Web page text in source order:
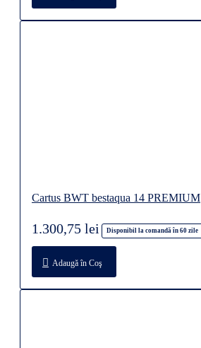
Cartus BWT bestaqua 14 PREMIUM
Disponibil la comandă în 60 zile
1.300,75 lei
Adaugă în Coş